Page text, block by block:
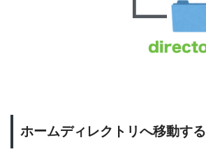
ホームディレクトリへ移動する